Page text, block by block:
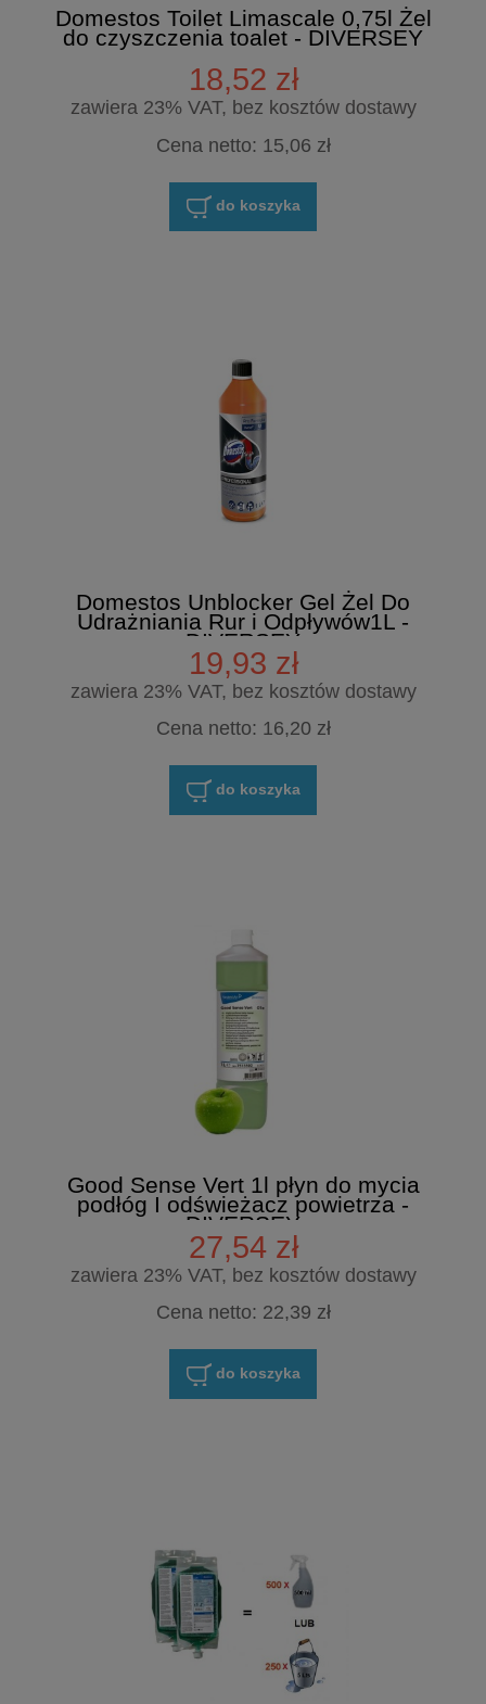
Domestos Toilet Limascale 0,75l Żel
do czyszczenia toalet - DIVERSEY
18,52 zł
zawiera 23% VAT, bez kosztów dostawy
Cena netto: 15,06 zł
do koszyka
Domestos Unblocker Gel Żel Do
Udrażniania Rur i Odpływów1L -
DIVERSEY
19,93 zł
zawiera 23% VAT, bez kosztów dostawy
Cena netto: 16,20 zł
do koszyka
Good Sense Vert 1l płyn do mycia
podłóg I odświeżacz powietrza -
DIVERSEY
27,54 zł
zawiera 23% VAT, bez kosztów dostawy
Cena netto: 22,39 zł
do koszyka